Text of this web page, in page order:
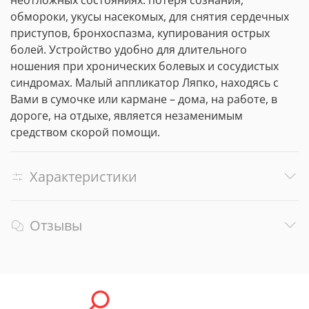
обмороки, укусы насекомых, для снятия сердечных
приступов, бронхоспазма, купирования острых
болей. Устройство удобно для длительного
ношения при хронических болевых и сосудистых
синдромах. Малый аппликатор Ляпко, находясь с
Вами в сумочке или кармане – дома, на работе, в
дороге, на отдыхе, является незаменимым
средством скорой помощи.
Характеристики
Отзывы